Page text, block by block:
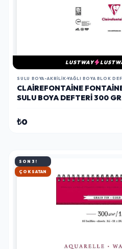
LUSTWAY
SULU BOYA-AKRILIK-YAĞLI BOYA BLOK
CLAIREFONTAINE
SULU BOYA DEFTERI 300
₺0
SON 3!
HIZLI KARGO